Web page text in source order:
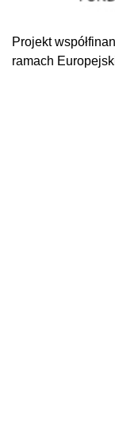
Projekt
ramach